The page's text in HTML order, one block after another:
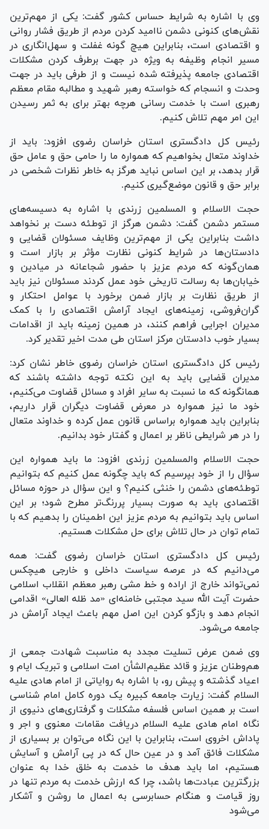
وی با اشاره به شرایط حساس کشور گفت: یکی از مهم‌ترین
نقش‌های کنونی دشمن ناامید کردن مردم از طریق فشار روانی
و اقتصادی است، بنابراین هیچ گونه غفلت و سهل‌انگاری در
مسیر انجام وظیفه به ویژه در جهت برطرف کردن مشکلات
اقتصادی جامعه پذیرفته شده نیست و از طرفی باید در جهت
وحدت و انسجام که خواسته رهبر شهید و مطالبه مقام معظم
رهبری است با خدمت رسانی هرچه بهتر برای به ثمر رسیدن
این امر مهم تلاش کنیم.
رئیس کل دادگستری استان خراسان رضوی افزود: باید از
خداوند متعال بخواهیم که همواره ما را حامی حق و عامل حق
قرار بدهد، بر این اساس نباید هرگز به خاطر نظرات شخصی در
برابر حق و قانون موضع‌گیری کنیم.
حجت الاسلام و المسلمین زرندی با اشاره به دسیسه‌های
مستمر دشمن گفت: دشمن هرگز از توطئه دست بر نخواهد
داشت بنابراین یکی از مهم‌ترین وظایف مسئولان قضایی و
دادستان‌ها در شرایط کنونی نظارت مؤثر بر بازار است و
همان‌گونه که مردم عزیز با حضور شجاعانه در میادین و
خیابان‌ها به رسالت تاریخی خود عمل کردند مسئولان نیز باید
از طریق نظارت بر بازار ضمن برخورد با عوامل احتکار و
گران‌فروشی، زمینه‌های ایجاد آرامش اقتصادی را با کمک
مدیران اجرایی فراهم کنند، در همین زمینه باید از اقدامات
بسیار خوب دادستان مرکز استان طی مدت اخیر تقدیر کرد.
رئیس کل دادگستری استان خراسان رضوی خاطر نشان کرد:
مدیران قضایی باید به این نکته توجه داشته باشند که
همانگونه که ما نسبت به سایر افراد و مسائل قضاوت می‌کنیم،
خود ما نیز همواره در معرض قضاوت دیگران قرار داریم،
بنابراین باید همواره براساس قانون عمل کرده و خداوند متعال
را در هر شرایطی ناظر بر اعمال و گفتار خود بدانیم.
حجت الاسلام والمسلمین زرندی افزود: ما باید همواره این
سؤال را از خود بپرسیم که باید چگونه عمل کنیم که بتوانیم
توطئه‌های دشمن را خنثی کنیم؟ و این سؤال در حوزه مسائل
اقتصادی باید به صورت بسیار پررنگ‌تر مطرح شود؛ بر این
اساس باید بتوانیم به مردم عزیز این اطمینان را بدهیم که با
تمام توان در حال تلاش برای حل مشکلات هستیم.
رئیس کل دادگستری استان خراسان رضوی گفت: همه
می‌دانیم که در عرصه سیاست داخلی و خارجی هیچکس
نمی‌تواند خارج از اراده و خط مشی رهبر معظم انقلاب اسلامی
حضرت آیت الله سید مجتبی خامنه‌ای «مد ظله العالی» اقدامی
انجام دهد و بازگو کردن این اصل مهم باعث ایجاد آرامش در
جامعه می‌شود.
وی ضمن عرض تسلیت مجدد به مناسبت شهادت جمعی از
هم‌وطنان عزیز و قائد عظیم‌الشأن امت اسلامی و تبریک ایام و
اعیاد گذشته و پیش رو، با اشاره به روایاتی از امام هادی علیه
السلام گفت: زیارت جامعه کبیره یک دوره کامل امام شناسی
است بر همین اساس فلسفه مشکلات و گرفتاری‌های دنیوی از
نگاه امام هادی علیه السلام دریافت مقامات معنوی و اجر و
پاداش اخروی است، بنابراین با این نگاه می‌توان بر بسیاری از
مشکلات فائق آمد و در عین حال که در پی آرامش و آسایش
هستیم، اما باید هدف ما خدمت به خلق خدا به عنوان
بزرگترین عبادت‌ها باشد، چرا که ارزش خدمت به مردم تنها در
روز قیامت و هنگام حسابرسی به اعمال ما روشن و آشکار
می‌شود